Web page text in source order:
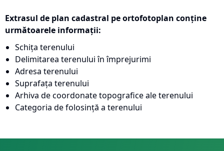
Extrasul de plan cadastral pe ortofotoplan conține
următoarele informații:
Schița terenului
Delimitarea terenului în împrejurimi
Adresa terenului
Suprafața terenului
Arhiva de coordonate topografice ale terenului
Categoria de folosință a terenului